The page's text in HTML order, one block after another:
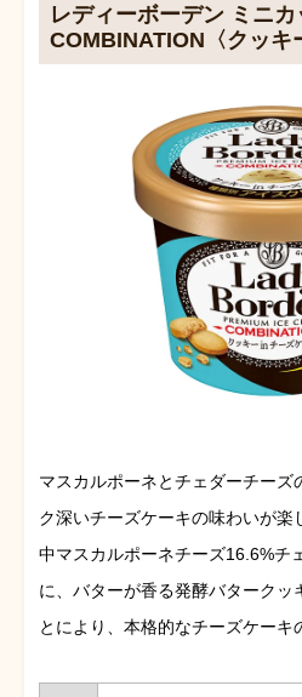
レディーボーデン ミニカ
COMBINATION〈クッキ
マスカルポーネとチェダーチーズ
ク深いチーズケーキの味わいが楽
中マスカルポーネチーズ16.6%チ
に、バターが香る発酵バタークッ
とにより、本格的なチーズケーキ